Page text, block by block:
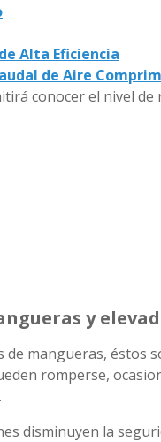
Alta Eficiencia
de Aire
conocer el nivel de
y
mangueras, éstos
romperse,
disminuyen la